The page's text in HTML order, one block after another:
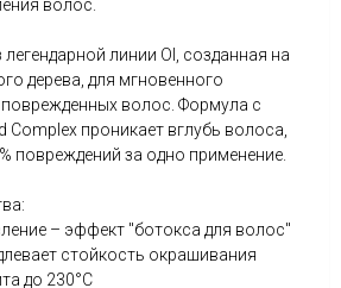
волос.
линии OI, созданная на
дерева, для мгновенного
волос. Формула с
Complex проникает вглубь волоса,
повреждений за одно применение.
– эффект "ботокса для волос"
стойкость окрашивания
до 230°C